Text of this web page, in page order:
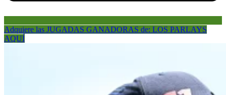
Adquiere las JUGADAS GANADORAS de: LOS PARLAYS
AQUÍ